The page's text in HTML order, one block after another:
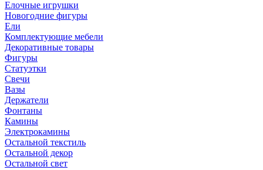
Елочные игрушки
Новогодние фигуры
Ели
Комплектующие мебели
Декоративные товары
Фигуры
Статуэтки
Свечи
Вазы
Держатели
Фонтаны
Камины
Электрокамины
Остальной текстиль
Остальной декор
Остальной свет